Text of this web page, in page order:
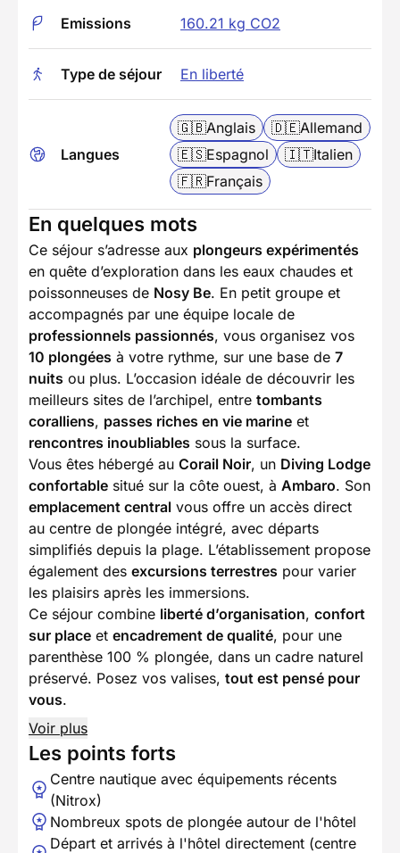
Emissions 160.21 kg CO2
Type de séjour En liberté
Langues
🇬🇧Anglais 🇩🇪Allemand
🇪🇸Espagnol 🇮🇹Italien
🇫🇷Français
En quelques mots
Ce séjour s’adresse aux plongeurs expérimentés
en quête d’exploration dans les eaux chaudes et
poissonneuses de Nosy Be. En petit groupe et
accompagnés par une équipe locale de
professionnels passionnés, vous organisez vos
10 plongées à votre rythme, sur une base de 7
nuits ou plus. L’occasion idéale de découvrir les
meilleurs sites de l’archipel, entre tombants
coralliens, passes riches en vie marine et
rencontres inoubliables sous la surface.
Vous êtes hébergé au Corail Noir, un Diving Lodge
confortable situé sur la côte ouest, à Ambaro. Son
emplacement central vous offre un accès direct
au centre de plongée intégré, avec départs
simplifiés depuis la plage. L’établissement propose
également des excursions terrestres pour varier
les plaisirs après les immersions.
Ce séjour combine liberté d’organisation, confort
sur place et encadrement de qualité, pour une
parenthèse 100 % plongée, dans un cadre naturel
préservé. Posez vos valises, tout est pensé pour
vous.
Voir plus
Les points forts
Centre nautique avec équipements récents
(Nitrox)
Nombreux spots de plongée autour de l'hôtel
Départ et arrivés à l'hôtel directement (centre